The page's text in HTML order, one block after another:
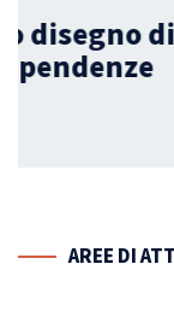
Oltre
social
AREE DI